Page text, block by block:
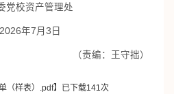
党校资产管理处
2026年7月3日
（责编：王守拙）
（样表）.pdf】已下载141次